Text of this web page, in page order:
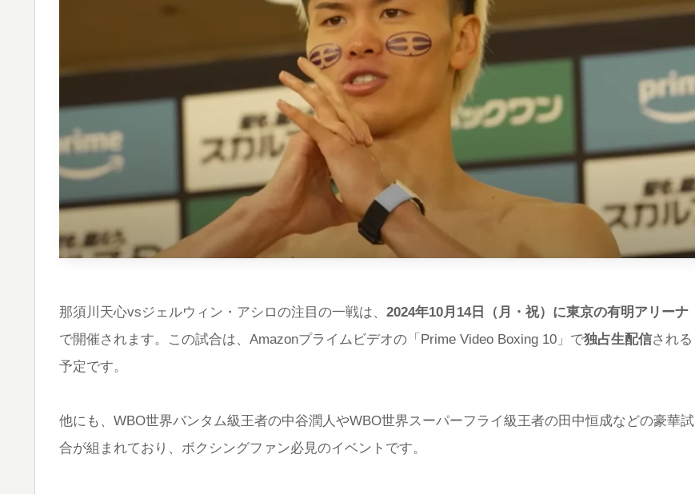
那須川天心vsジェルウィン・アシロの注目の一戦は、 2024年10月14日（月・祝）に東京の有明アリーナ
で開催されます。この試合は、Amazonプライムビデオの「Prime Video Boxing 10」で独占生配信される
予定です。
他にも、WBO世界バンタム級王者の中谷潤人やWBO世界スーパーフライ級王者の田中恒成などの豪華試
合が組まれており、ボクシングファン必見のイベントです。